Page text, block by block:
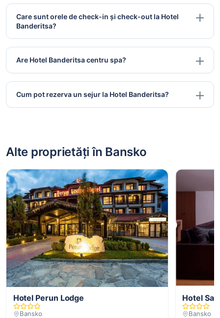
Care sunt orele de check-in și check-out la Hotel
Banderitsa?
Are Hotel Banderitsa centru spa?
Cum pot rezerva un sejur la Hotel Banderitsa?
Alte proprietăți în Bansko
Hotel Perun Lodge
Bansko
Hotel
Bansko